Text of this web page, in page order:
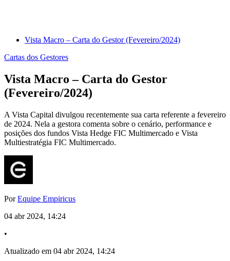
Vista Macro – Carta do Gestor (Fevereiro/2024)
Cartas dos Gestores
Vista Macro – Carta do Gestor
(Fevereiro/2024)
A Vista Capital divulgou recentemente sua carta referente a fevereiro
de 2024. Nela a gestora comenta sobre o cenário, performance e
posições dos fundos Vista Hedge FIC Multimercado e Vista
Multiestratégia FIC Multimercado.
PorEquipe Empiricus
04 abr 2024, 14:24
•
Atualizado em 04 abr 2024, 14:24